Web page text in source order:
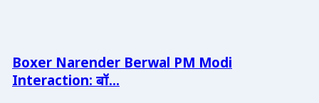
Boxer Narender Berwal PM Modi
Interaction: बॉ...